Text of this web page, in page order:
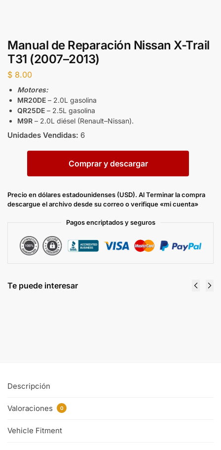
Manual de Reparación Nissan X-Trail
T31 (2007–2013)
$ 8.00
Motores:
MR20DE – 2.0L gasolina
QR25DE – 2.5L gasolina
M9R – 2.0L diésel (Renault–Nissan).
Unidades Vendidas: 6
Comprar y descargar
Precio en dólares estadounidenses (USD). Al Terminar la compra
descargue el archivo desde su correo o verifique «mi cuenta»
Pagos encriptados y seguros
Te puede interesar
Descripción
Valoraciones 0
Vehicle Fitment